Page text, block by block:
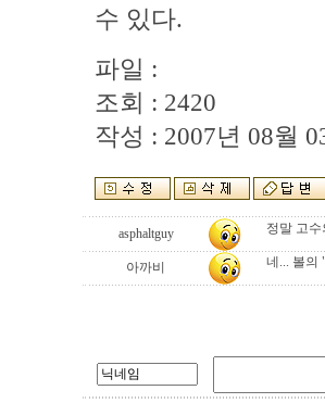
수 있다.
파일 :
조회 : 2420
작성 : 2007년 08월
asphaltguy 정말 고
아까비 네... 볼의